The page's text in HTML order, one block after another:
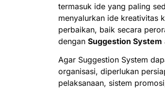
termasuk ide yang paling
menyalurkan ide kreativitas
perbaikan, baik secara
dengan Suggestion System
Agar Suggestion System
organisasi, diperlukan
pelaksanaan, sistem